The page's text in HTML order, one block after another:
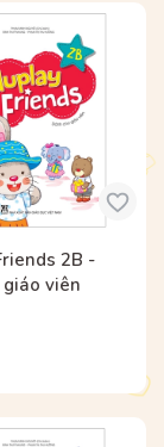
2B -
viên